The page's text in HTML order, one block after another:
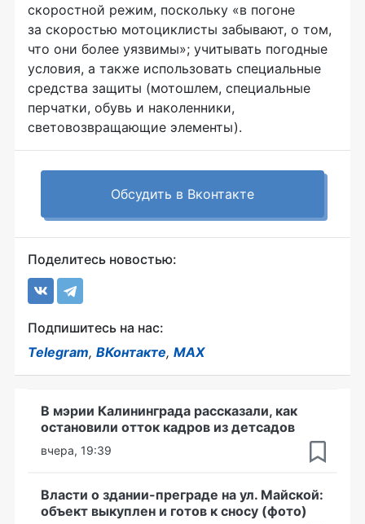
скоростной режим, поскольку «в погоне
за скоростью мотоциклисты забывают, о том,
что они более уязвимы»; учитывать погодные
условия, а также использовать специальные
средства защиты (мотошлем, специальные
перчатки, обувь и наколенники,
световозвращающие элементы).
Обсудить в Вконтакте
Поделитесь новостью:
Подпишитесь на нас:
Telegram, ВКонтакте, MAX
В мэрии Калининграда рассказали, как
остановили отток кадров из детсадов
вчера, 19:39
Власти о здании-преграде на ул. Майской:
объект выкуплен и готов к сносу (фото)